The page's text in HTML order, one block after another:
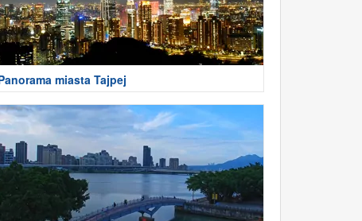
miasta Tajpej